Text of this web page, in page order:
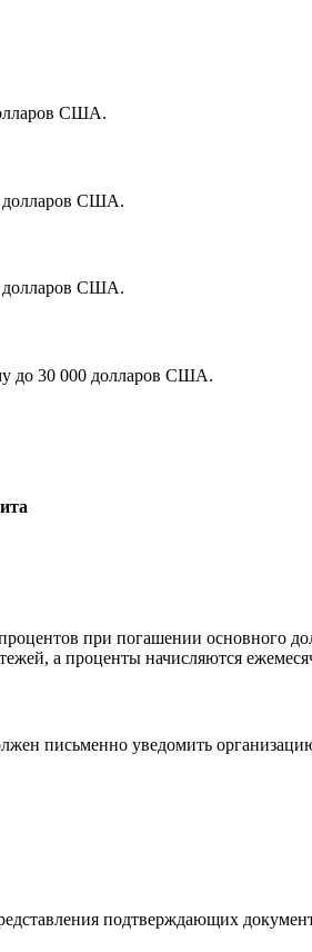
США.
долларов США.
долларов США.
до 30 000 долларов США.
при погашении основного
а проценты начисляются
письменно уведомить
подтверждающих